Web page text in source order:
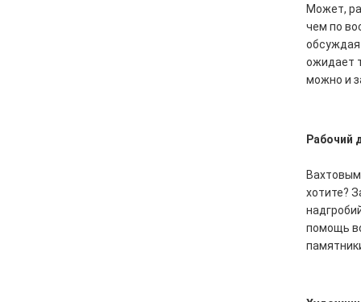
Может,
чем по
ожидает
можно и
Рабочий
хотите?
помощь